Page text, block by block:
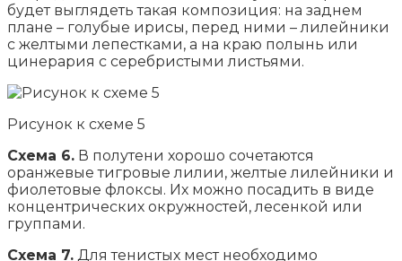
будет выглядеть такая композиция: на заднем
плане – голубые ирисы, перед ними – лилейники
с желтыми лепестками, а на краю полынь или
цинерария с серебристыми листьями.
Рисунок к схеме 5
Схема 6. В полутени хорошо сочетаются
оранжевые тигровые лилии, желтые лилейники и
фиолетовые флоксы. Их можно посадить в виде
концентрических окружностей, лесенкой или
группами.
Схема 7. Для тенистых мест необходимо